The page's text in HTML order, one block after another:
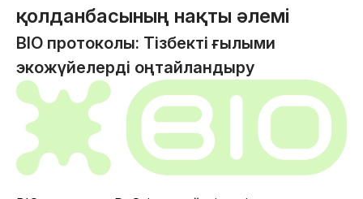
қолданбасының нақты әлемі
BIO протоколы: Тізбекті ғылыми
экожүйелерді оңтайландыру